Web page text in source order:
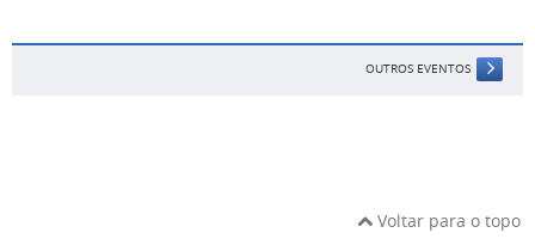
OUTROS EVENTOS
Voltar para o topo